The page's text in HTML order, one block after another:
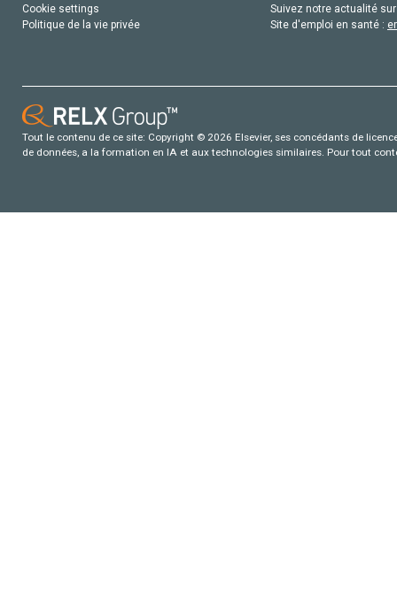
Cookie settings
Politique de la vie privée
Suivez notre actualité
Site d'emploi en santé :
Tout le contenu de ce site: Copyright © 2026 Elsevier, ses concédants de
de données, a la formation en IA et aux technologies similaires. Pour tout